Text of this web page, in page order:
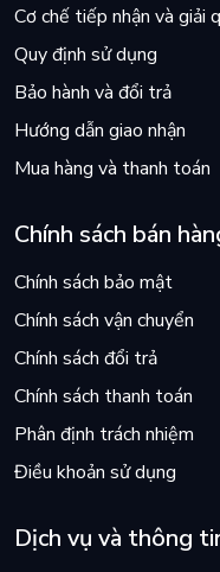
Cơ chế tiếp nhận và giải
Quy định sử dụng
Bảo hành và đổi trả
Hướng dẫn giao nhận
Mua hàng và thanh toán
Chính sách bán
Chính sách bảo mật
Chính sách vận chuyển
Chính sách đổi trả
Chính sách thanh toán
Phân định trách nhiệm
Điều khoản sử dụng
Dịch vụ và thông